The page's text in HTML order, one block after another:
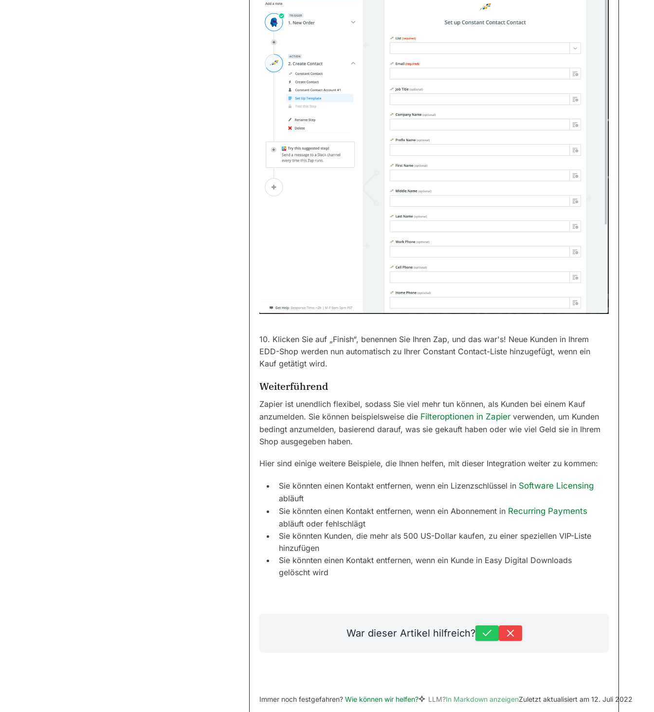
10. Klicken Sie auf „Finish“, benennen Sie Ihren Zap, und das war's! Neue Kunden in Ihrem
EDD-Shop werden nun automatisch zu Ihrer Constant Contact-Liste hinzugefügt, wenn ein
Kauf getätigt wird.
Weiterführend
Zapier ist unendlich flexibel, sodass Sie viel mehr tun können, als Kunden bei einem Kauf
anzumelden. Sie können beispielsweise die Filteroptionen in Zapier verwenden, um Kunden
bedingt anzumelden, basierend darauf, was sie gekauft haben oder wie viel Geld sie in Ihrem
Shop ausgegeben haben.
Hier sind einige weitere Beispiele, die Ihnen helfen, mit dieser Integration weiter zu kommen:
Sie könnten einen Kontakt entfernen, wenn ein Lizenzschlüssel in Software Licensing
abläuft
Sie könnten einen Kontakt entfernen, wenn ein Abonnement in Recurring Payments
abläuft oder fehlschlägt
Sie könnten Kunden, die mehr als 500 US-Dollar kaufen, zu einer speziellen VIP-Liste
hinzufügen
Sie könnten einen Kontakt entfernen, wenn ein Kunde in Easy Digital Downloads
gelöscht wird
War dieser Artikel hilfreich?
Immer noch festgefahren? Wie können wir helfen? LLM?In Markdown anzeigenZuletzt aktualisiert am 12. Juli 2022